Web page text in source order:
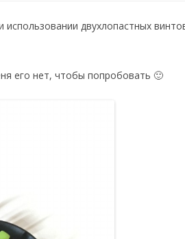
двухлопастных
его нет, чтобы попробовать 🙂